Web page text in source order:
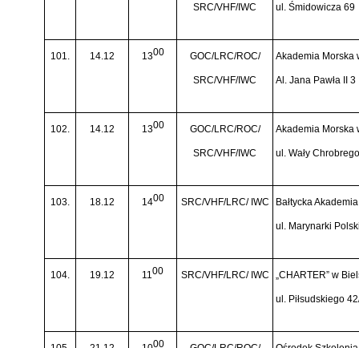
SRC/VHF/IWC ul. Śmidowicza 69
101. 14.12 1300 GOC/LRC/ROC/
SRC/VHF/IWC
Akademia Morska
Al. Jana Pawła II 3
102. 14.12 1300 GOC/LRC/ROC/
SRC/VHF/IWC
Akademia Morska
ul. Wały
103. 18.12 1400 SRC/VHF/LRC/ IWC Bałtycka
ul. Marynarki
104. 19.12 11 00 SRC/VHF/LRC/ IWC „CHARTER” w
ul. Piłsudskiego
00